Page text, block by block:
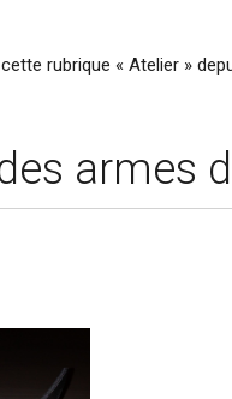
rubrique « Atelier »
armes